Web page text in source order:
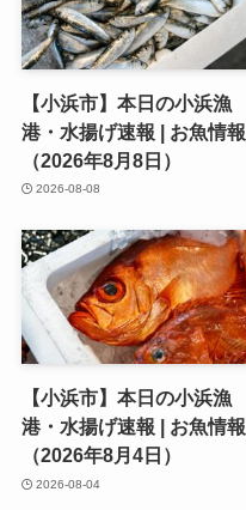
【小浜市】本日の小浜漁
港・水揚げ速報 | お魚情報
（2026年8月8日）
2026-08-08
【小浜市】本日の小浜漁
港・水揚げ速報 | お魚情報
（2026年8月4日）
2026-08-04